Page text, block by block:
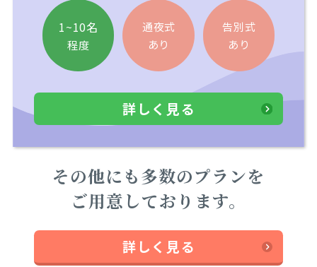
1~10名
程度
通夜式
あり
告別式
あり
詳しく見る
その他にも多数のプランを
ご用意しております。
詳しく見る